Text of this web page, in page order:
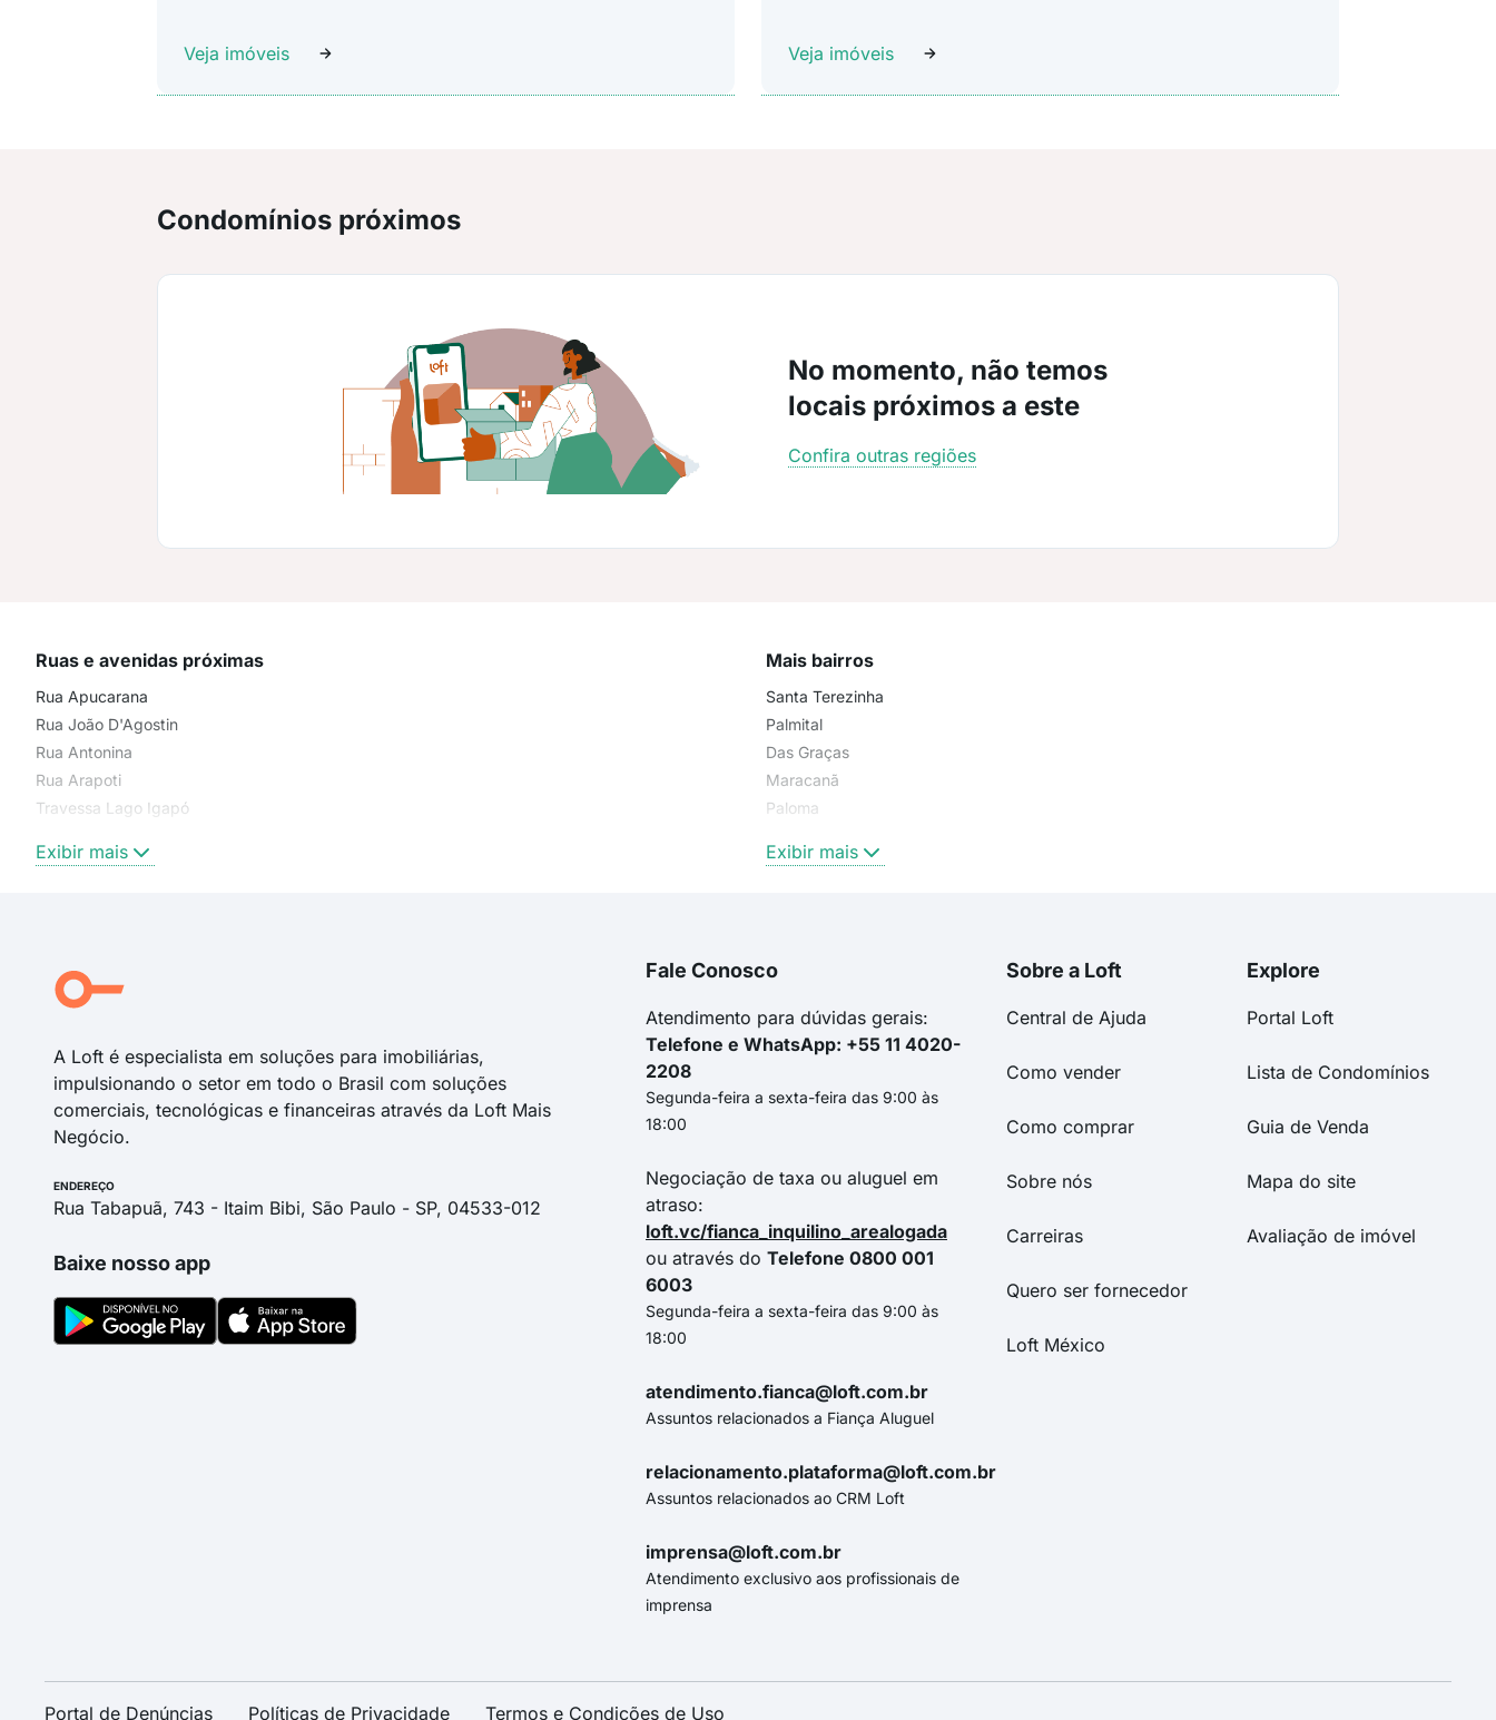
Veja imóveis Veja imóveis
Condomínios próximos
No momento, não temos
locais próximos a este
Confira outras regiões
Ruas e avenidas próximas
Rua Apucarana
Rua João D'Agostin
Rua Antonina
Rua Arapoti
Travessa Lago Igapó
Rua Castro
Rua Honorata Baldo
Rua Lago Tinguí
Exibir mais
Mais bairros
Santa Terezinha
Palmital
Das Graças
Maracanã
Paloma
Exibir mais
A Loft é especialista em soluções para imobiliárias,
impulsionando o setor em todo o Brasil com soluções
comerciais, tecnológicas e financeiras através da Loft Mais
Negócio.
ENDEREÇO
Rua Tabapuã, 743 - Itaim Bibi, São Paulo - SP, 04533-012
Baixe nosso app
Fale Conosco
Atendimento para dúvidas gerais:
Telefone e WhatsApp: +55 11 4020-
2208
Segunda-feira a sexta-feira das 9:00 às
18:00
Negociação de taxa ou aluguel em
atraso:
loft.vc/fianca_inquilino_arealogada
ou através do Telefone 0800 001
6003
Segunda-feira a sexta-feira das 9:00 às
18:00
atendimento.fianca@loft.com.br
Assuntos relacionados a Fiança Aluguel
relacionamento.plataforma@loft.com.br
Assuntos relacionados ao CRM Loft
imprensa@loft.com.br
Atendimento exclusivo aos profissionais de
imprensa
Sobre a Loft
Central de Ajuda
Como vender
Como comprar
Sobre nós
Carreiras
Quero ser fornecedor
Loft México
Explore
Portal Loft
Lista de Condomínios
Guia de Venda
Mapa do site
Avaliação de imóvel
Portal de Denúncias Políticas de Privacidade Termos e Condições de Uso